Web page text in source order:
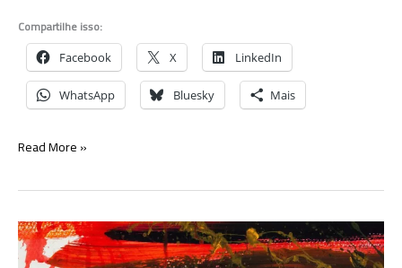
Compartilhe isso:
Facebook X LinkedIn
WhatsApp Bluesky Mais
Pelas
Read More »